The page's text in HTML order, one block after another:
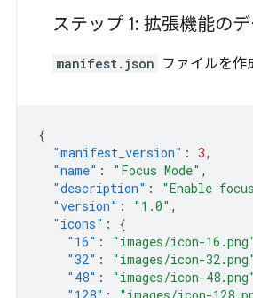
ステップ 1: 拡張機能の
manifest.json ファイルを作
{
"manifest_version" : 3,
"name" : "Focus Mode" ,
"description" : "Enable
"version" : "1.0" ,
"icons" :
{
"16" : "images/icon-16.png"
"32" : "images/icon-32.png"
"48" : "images/icon-48.png"